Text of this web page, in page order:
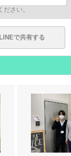
さい。
LINEで共有する